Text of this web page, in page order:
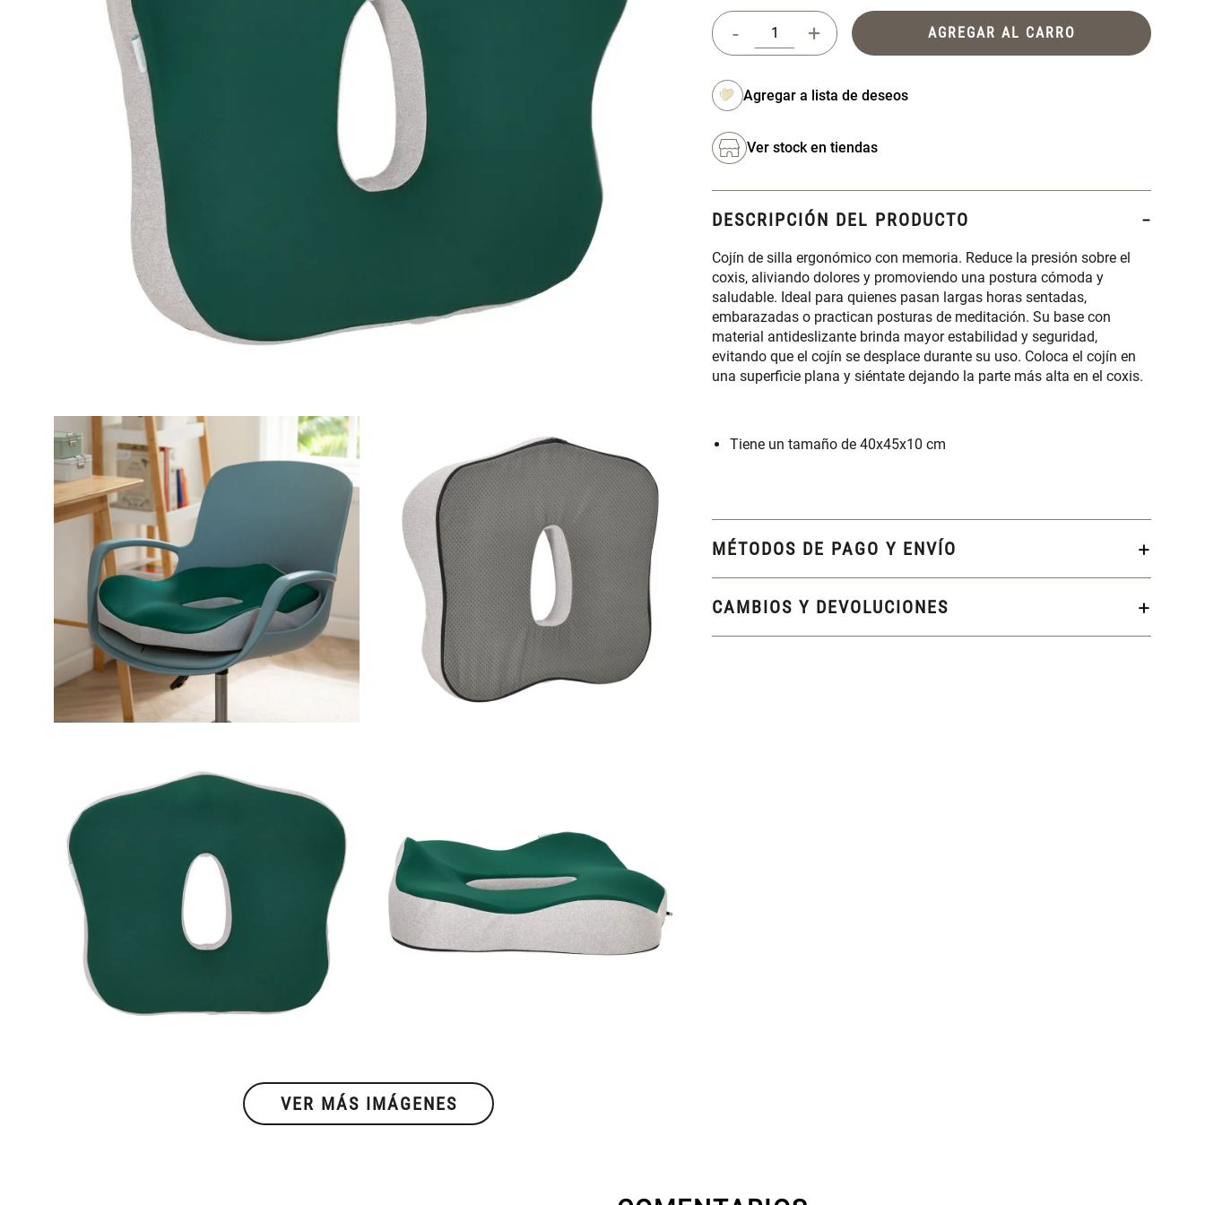
VER MÁS IMÁGENES
+
- AGREGAR AL CARRO
Ver stock en tiendas
DESCRIPCIÓN DEL PRODUCTO
Cojín de silla ergonómico con memoria. Reduce la presión sobre el
coxis, aliviando dolores y promoviendo una postura cómoda y
saludable. Ideal para quienes pasan largas horas sentadas,
embarazadas o practican posturas de meditación. Su base con
material antideslizante brinda mayor estabilidad y seguridad,
evitando que el cojín se desplace durante su uso. Coloca el cojín en
una superficie plana y siéntate dejando la parte más alta en el coxis.
Tiene un tamaño de 40x45x10 cm
MÉTODOS DE PAGO Y ENVÍO
CAMBIOS Y DEVOLUCIONES